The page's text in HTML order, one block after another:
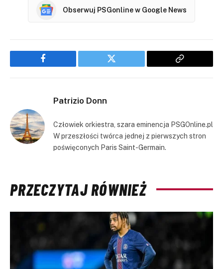
Obserwuj PSGonline w Google News
Facebook Twitter
Copy
Patrizio Donn
Człowiek orkiestra, szara eminencja PSGOnline.pl
W przeszłości twórca jednej z pierwszych stron
poświęconych Paris Saint-Germain.
PRZECZYTAJ RÓWNIEŻ